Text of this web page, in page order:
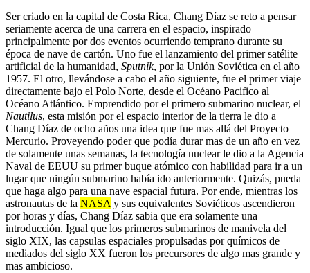
Ser criado en la capital de Costa Rica, Chang Díaz se reto a pensar
seriamente acerca de una carrera en el espacio, inspirado
principalmente por dos eventos ocurriendo temprano durante su
época de nave de cartón. Uno fue el lanzamiento del primer satélite
artificial de la humanidad, Sputnik, por la Unión Soviética en el año
1957. El otro, llevándose a cabo el año siguiente, fue el primer viaje
directamente bajo el Polo Norte, desde el Océano Pacifico al
Océano Atlántico. Emprendido por el primero submarino nuclear, el
Nautilus, esta misión por el espacio interior de la tierra le dio a
Chang Díaz de ocho años una idea que fue mas allá del Proyecto
Mercurio. Proveyendo poder que podía durar mas de un año en vez
de solamente unas semanas, la tecnología nuclear le dio a la Agencia
Naval de EEUU su primer buque atómico con habilidad para ir a un
lugar que ningún submarino había ido anteriormente. Quizás, pueda
que haga algo para una nave espacial futura. Por ende, mientras los
astronautas de la NASA y sus equivalentes Soviéticos ascendieron
por horas y días, Chang Díaz sabia que era solamente una
introducción. Igual que los primeros submarinos de manivela del
siglo XIX, las capsulas espaciales propulsadas por químicos de
mediados del siglo XX fueron los precursores de algo mas grande y
mas ambicioso.